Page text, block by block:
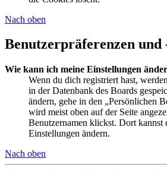
Nach oben
Benutzerpräferenzen und
Wie kann ich meine Einstellungen
Wenn du dich registriert hast,
in der Datenbank des Boards
ändern, gehe in den „Persönlichen
wird meist oben auf der Seite
Benutzernamen klickst. Dort kannst
Einstellungen ändern.
Nach oben